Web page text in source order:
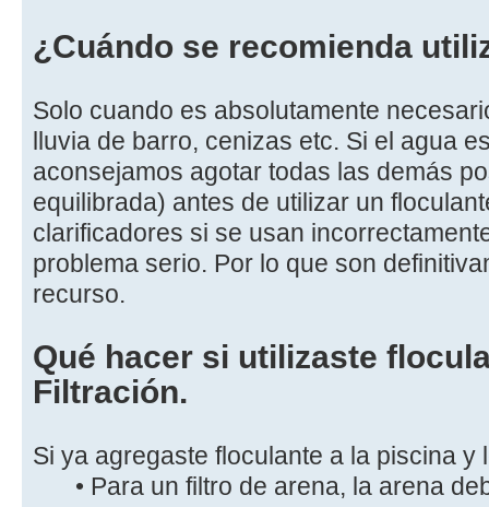
¿Cuándo se recomienda
Solo cuando es absolutamente
lluvia de barro, cenizas etc. Si el agua
aconsejamos agotar todas las demás
equilibrada) antes de utilizar un
clarificadores si se usan
problema serio. Por lo que son
recurso.
Qué hacer si utilizaste
Filtración.
Si ya agregaste floculante a la piscina y
• Para un filtro de arena, la arena